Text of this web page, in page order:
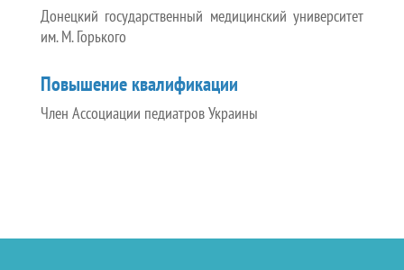
Донецкий государственный медицинский университет
им. М. Горького
Повышение квалификации
Член Ассоциации педиатров Украины